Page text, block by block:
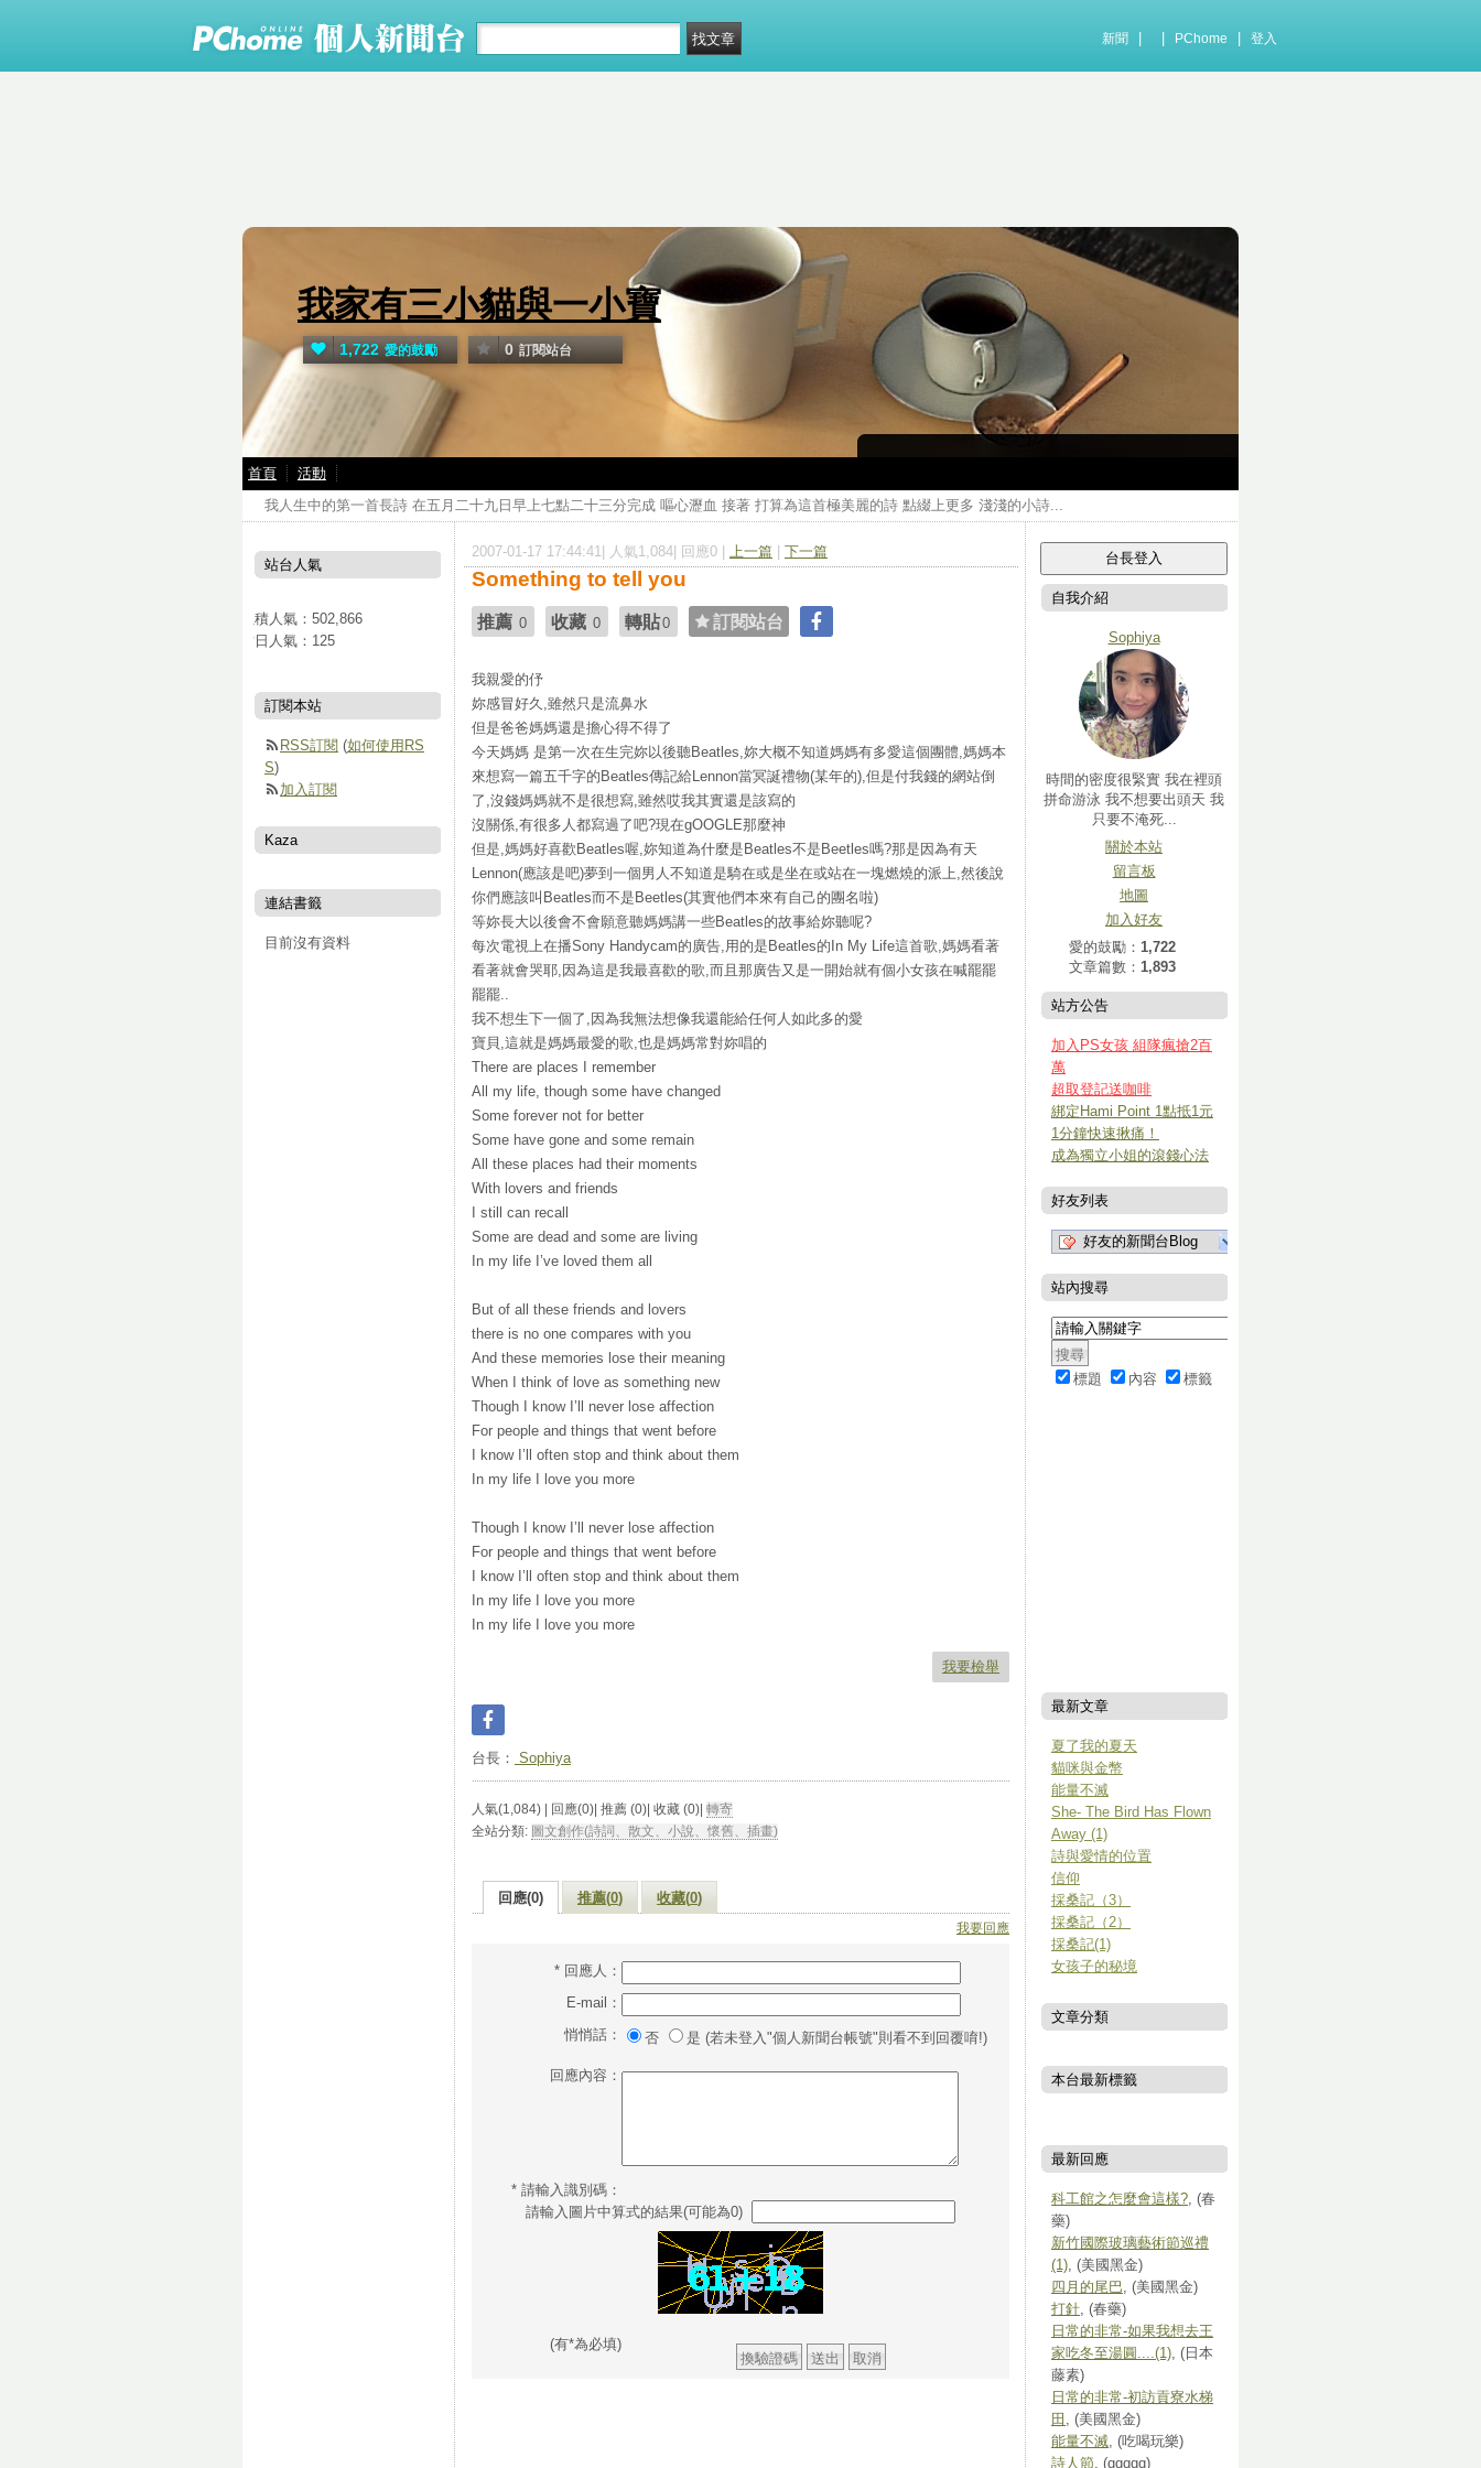
新聞 PChome 登入
我家有三小貓與一小寶
我人生中的第一首長詩 在五月二十九日早上七點二十三分完成 嘔心瀝血 接著 打算為這首極美麗的詩 點綴上更多 淺淺的小詩...
1,722 愛的鼓勵 0 訂閱站台
首頁 活動
2007-01-17 17:44:41| 人氣1,084| 回應0 | 上一篇 下一篇
Something to tell you
推薦 0 收藏 0 轉貼0 訂閱站台
我親愛的伃
妳感冒好久,雖然只是流鼻水
但是爸爸媽媽還是擔心得不得了
今天媽媽 是第一次在生完妳以後聽Beatles,妳大概不知道媽媽有多愛這個團體,媽媽本
來想寫一篇五千字的Beatles傳記給Lennon當冥誕禮物(某年的),但是付我錢的網站倒
了,沒錢媽媽就不是很想寫,雖然哎我其實還是該寫的
沒關係,有很多人都寫過了吧?現在gOOGLE那麼神
但是,媽媽好喜歡Beatles喔,妳知道為什麼是Beatles不是Beetles嗎?那是因為有天
Lennon(應該是吧)夢到一個男人不知道是騎在或是坐在或站在一塊燃燒的派上,然後說
你們應該叫Beatles而不是Beetles(其實他們本來有自己的團名啦)
等妳長大以後會不會願意聽媽媽講一些Beatles的故事給妳聽呢?
每次電視上在播Sony Handycam的廣告,用的是Beatles的In My Life這首歌,媽媽看著
看著就會哭耶,因為這是我最喜歡的歌,而且那廣告又是一開始就有個小女孩在喊罷罷
罷罷..
我不想生下一個了,因為我無法想像我還能給任何人如此多的愛
寶貝,這就是媽媽最愛的歌,也是媽媽常對妳唱的
There are places I remember
All my life, though some have changed
Some forever not for better
Some have gone and some remain
All these places had their moments
With lovers and friends
I still can recall
Some are dead and some are living
In my life I’ve loved them all
But of all these friends and lovers
there is no one compares with you
And these memories lose their meaning
When I think of love as something new
Though I know I’ll never lose affection
For people and things that went before
I know I’ll often stop and think about them
In my life I love you more
Though I know I’ll never lose affection
For people and things that went before
I know I’ll often stop and think about them
In my life I love you more
In my life I love you more
我要檢舉
台長： Sophiya
人氣(1,084) | 回應(0)| 推薦 (0)| 收藏 (0)| 轉寄
全站分類: 圖文創作(詩詞、散文、小說、懷舊、插畫)
回應(0) 推薦(0) 收藏(0)
我要回應
* 回應人：
E-mail：
悄悄話：
否 是 (若未登入"個人新聞台帳號"則看不到回覆唷!)
回應內容：
* 請輸入識別碼：
請輸入圖片中算式的結果(可能為0)
(有*為必填)
自我介紹
Sophiya
時間的密度很緊實 我在裡頭
拼命游泳 我不想要出頭天 我
只要不淹死...
關於本站
留言板
地圖
加入好友
愛的鼓勵： 1,722
文章篇數： 1,893
站方公告
加入PS女孩 組隊瘋搶2百
萬
超取登記送咖啡
綁定Hami Point 1點抵1元
1分鐘快速揪痛！
成為獨立小姐的滾錢心法
好友列表
好友的新聞台Blog
站內搜尋
標題 內容 標籤
最新文章
夏了我的夏天
貓咪與金幣
能量不滅
She- The Bird Has Flown
Away (1)
詩與愛情的位置
信仰
採桑記（3）
採桑記（2）
採桑記(1)
女孩子的秘境
文章分類
本台最新標籤
最新回應
科工館之怎麼會這樣?, (春
藥)
新竹國際玻璃藝術節巡禮
(1), (美國黑金)
四月的尾巴, (美國黑金)
打針, (春藥)
日常的非常-如果我想去王
家吃冬至湯圓....(1), (日本
藤素)
日常的非常-初訪貢寮水梯
田 , (美國黑金)
能量不滅, (吃喝玩樂)
詩人節, (qqqqq)
站台人氣
累積人氣： 502,866
當日人氣： 125
訂閱本站
RSS訂閱 (如何使用RS
S)
加入訂閱
Kaza
連結書籤
目前沒有資料